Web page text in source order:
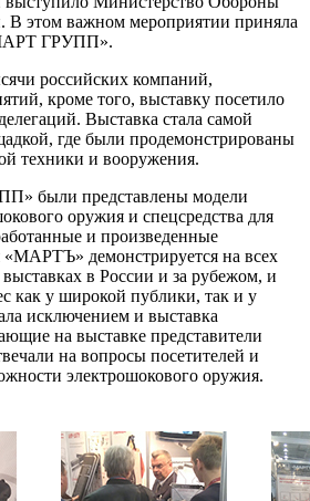
В этом важном мероприятии приняла
ГРУПП».
российских компаний,
кроме того, выставку посетило
Выставка стала самой
где были продемонстрированы
техники и вооружения.
были представлены модели
оружия и спецсредства для
и произведенные
демонстрируется на всех
в России и за рубежом, и
как у широкой публики, так и у
исключением и выставка
на выставке представители
на вопросы посетителей и
электрошокового оружия.